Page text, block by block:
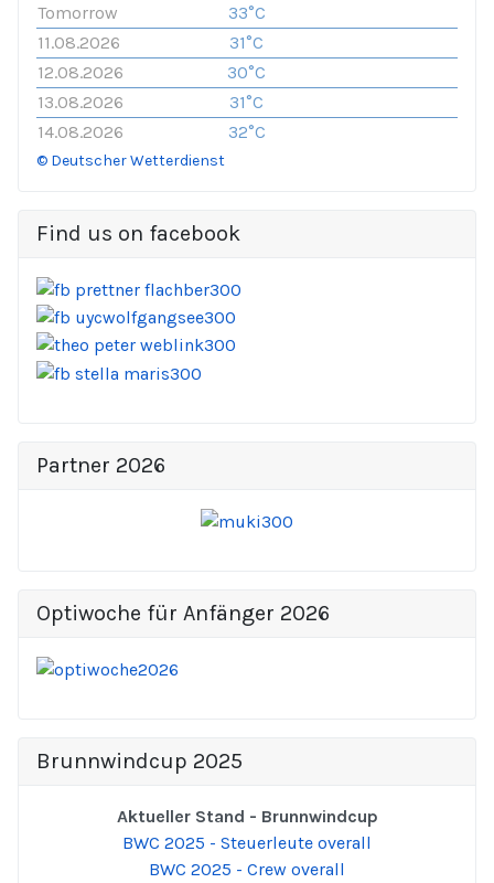
Tomorrow
33°C
11.08.2026
31°C
12.08.2026
30°C
13.08.2026
31°C
14.08.2026
32°C
© Deutscher Wetterdienst
Find us on facebook
Partner 2026
Optiwoche für Anfänger 2026
Brunnwindcup 2025
Aktueller Stand - Brunnwindcup
BWC 2025 - Steuerleute overall
BWC 2025 - Crew overall